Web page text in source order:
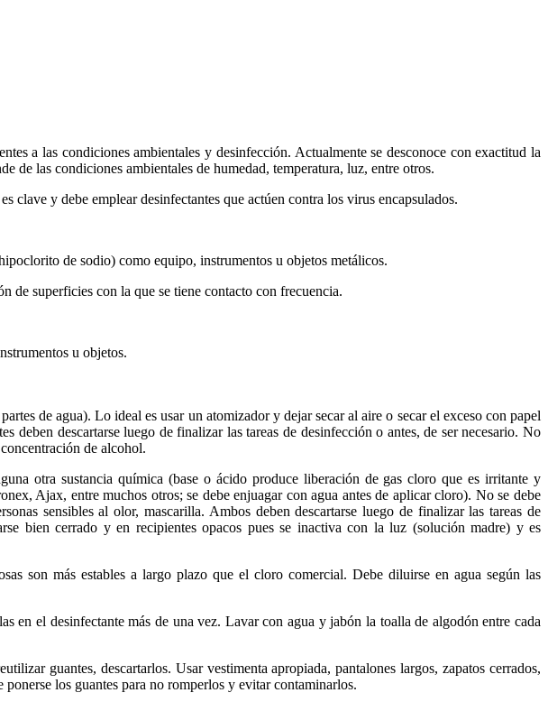
a las condiciones ambientales y desinfección. Actualmente se desconoce con exactitud la
de las condiciones ambientales de humedad, temperatura, luz, entre otros.
clave y debe emplear desinfectantes que actúen contra los virus encapsulados.
de sodio) como equipo, instrumentos u objetos metálicos.
de superficies con la que se tiene contacto con frecuencia.
u objetos.
de agua). Lo ideal es usar un atomizador y dejar secar al aire o secar el exceso con papel
descartarse luego de finalizar las tareas de desinfección o antes, de ser necesario. No
de alcohol.
otra sustancia química (base o ácido produce liberación de gas cloro que es irritante y
Ajax, entre muchos otros; se debe enjuagar con agua antes de aplicar cloro). No se debe
sensibles al olor, mascarilla. Ambos deben descartarse luego de finalizar las tareas de
bien cerrado y en recipientes opacos pues se inactiva con la luz (solución madre) y es
son más estables a largo plazo que el cloro comercial. Debe diluirse en agua según las
en el desinfectante más de una vez. Lavar con agua y jabón la toalla de algodón entre cada
guantes, descartarlos. Usar vestimenta apropiada, pantalones largos, zapatos cerrados,
los guantes para no romperlos y evitar contaminarlos.